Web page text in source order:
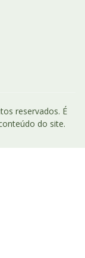
reservados. É
do site.